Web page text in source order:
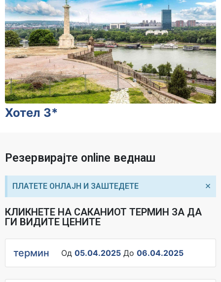
Хотел 3*
Резервирајте online веднаш
ПЛАТЕТЕ ОНЛАЈН И ЗАШТЕДЕТЕ ×
КЛИКНЕТЕ НА САКАНИОТ ТЕРМИН ЗА ДА
ГИ ВИДИТЕ ЦЕНИТЕ
термин Од 05.04.2025 До 06.04.2025